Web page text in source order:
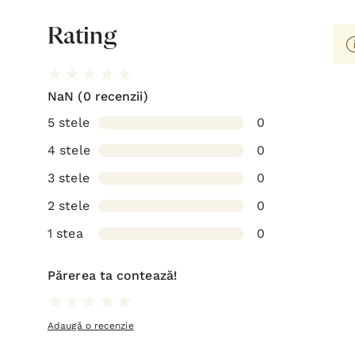
Rating
NaN (0 recenzii)
5 stele
0
4 stele
0
3 stele
0
2 stele
0
1 stea
0
Părerea ta contează!
Adaugă o recenzie